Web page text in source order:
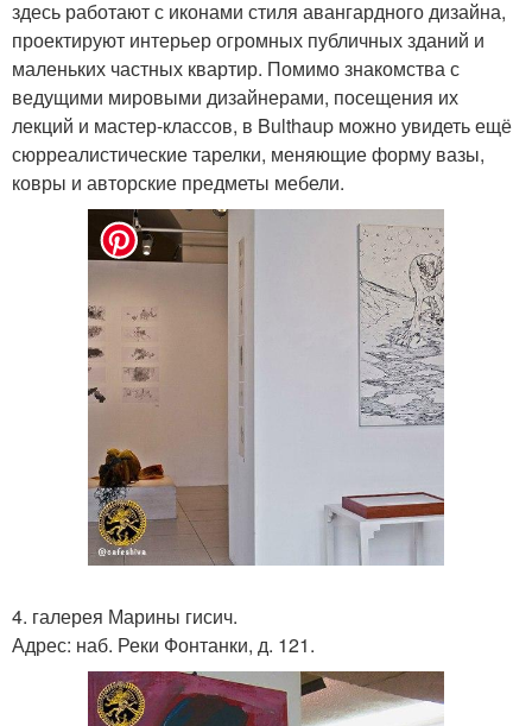
здесь работают с иконами стиля авангардного дизайна,
проектируют интерьер огромных публичных зданий и
маленьких частных квартир. Помимо знакомства с
ведущими мировыми дизайнерами, посещения их
лекций и мастер-классов, в Bulthaup можно увидеть ещё
сюрреалистические тарелки, меняющие форму вазы,
ковры и авторские предметы мебели.
4. галерея Марины гисич.
Адрес: наб. Реки Фонтанки, д. 121.